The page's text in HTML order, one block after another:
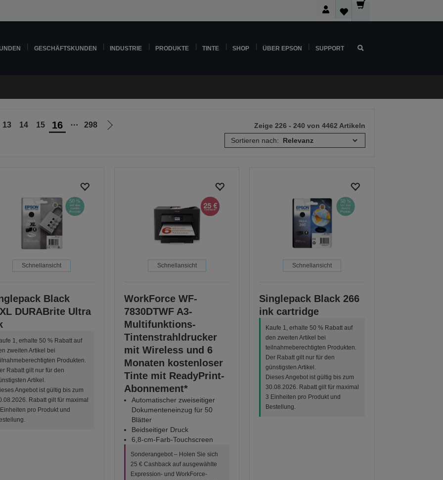
GESCHÄFTSKUNDEN INDUSTRIE PRODUKTE TINTE SHOP ÜBER EPSON SUPPORT
13 14 15 16 ⋯ 298
Zur
Zeige 226 - 240 von 4462 Artikeln
Sortieren nach:
Schnellansicht
Black
DURABrite Ultra
1, erhalte 50 % Rabatt auf
zweiten Artikel bei
Produkten.
Rabatt gilt nur für den
Artikel.
Angebot ist gültig bis zum
Rabatt gilt für maximal
pro Produkt und
Schnellansicht
WorkForce WF-
7830DTWF A3-
Multifunktions-
Tintenstrahldrucker
mit Wireless und 6
Monaten kostenloser
Tinte mit ReadyPrint-
Abonnement*
Automatischer zweiseitiger
Dokumenteneinzug für 50
Blätter
Beidseitiger Druck
6,8-cm-Farb-Touchscreen
Sonderangebot – Holen Sie sich
25 € Cashback auf ausgewählte
Expression- und WorkForce-
Schnellansicht
Singlepack Black 266
ink cartridge
Kaufe 1, erhalte 50 % Rabatt auf
den zweiten Artikel bei
teilnahmeberechtigten Produkten.
Der Rabatt gilt nur für den
günstigsten Artikel.
Dieses Angebot ist gültig bis zum
30.08.2026. Rabatt gilt für maximal
3 Einheiten pro Produkt und
Bestellung.